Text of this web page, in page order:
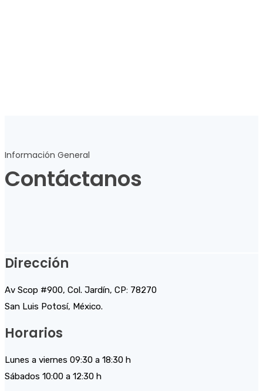
Información General
Contáctanos
Dirección
Av Scop #900, Col. Jardín, CP: 78270
San Luis Potosí, México.
Horarios
Lunes a viernes 09:30 a 18:30 h
Sábados 10:00 a 12:30 h